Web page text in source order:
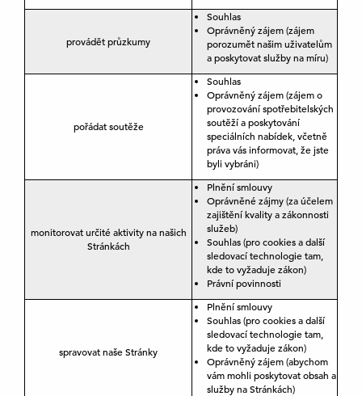
provádět průzkumy
Souhlas
Oprávněný zájem (zájem
porozumět našim uživatelům
a poskytovat služby na míru)
pořádat soutěže
Souhlas
Oprávněný zájem (zájem o
provozování spotřebitelských
soutěží a poskytování
speciálních nabídek, včetně
práva vás informovat, že jste
byli vybráni)
monitorovat určité aktivity na našich
Stránkách
Plnění smlouvy
Oprávněné zájmy (za účelem
zajištění kvality a zákonnosti
služeb)
Souhlas (pro cookies a další
sledovací technologie tam,
kde to vyžaduje zákon)
Právní povinnosti
spravovat naše Stránky
Plnění smlouvy
Souhlas (pro cookies a další
sledovací technologie tam,
kde to vyžaduje zákon)
Oprávněný zájem (abychom
vám mohli poskytovat obsah a
služby na Stránkách)